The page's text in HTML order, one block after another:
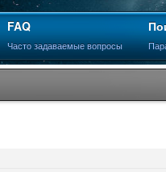
FAQ
Часто задаваемые вопросы